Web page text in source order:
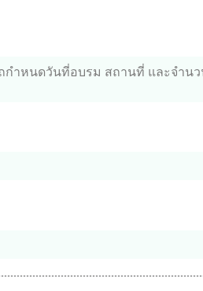
กำหนดวันที่อบรม สถานที่ และจำนว